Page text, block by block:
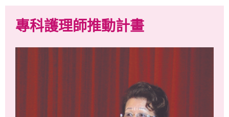
專科護理師推動計畫